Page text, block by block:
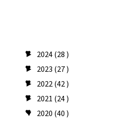
► 2024(28 )
► 2023 (27 )
► 2022(42 )
► 2021 (24 )
▼ 2020 (40 )